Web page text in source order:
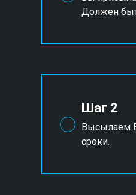
Должен
Шаг 2
Высылаем
сроки.